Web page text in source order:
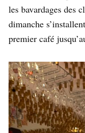
les bavardages des
dimanche
premier café